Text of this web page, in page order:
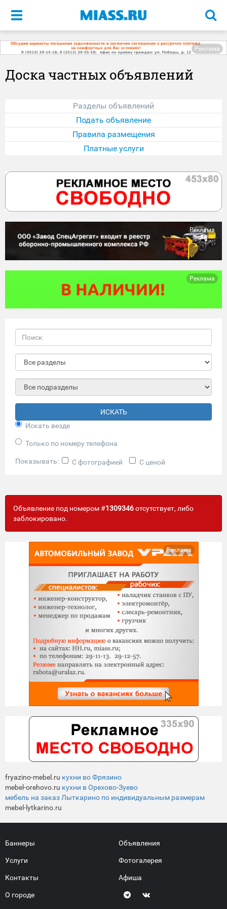
Меню
Реклама
Доска частных объявлений
Разделы объявлений
Подать объявление
Правила размещения
Платные услуги
Реклама
Реклама
ИСКАТЬ
Искать везде
Только по номеру телефона
Показывать: С фотографией С ценой
Объявление под номером #1309346отсутствует, либо
заблокировано.
Реклама
fryazino-mebel.ru кухни во Фрязино
mebel-orehovo.ru кухни в Орехово-Зуево
мебель на заказ Лыткарино по индивидуальным размерам
mebel-lytkarino.ru
Баннеры
Услуги
Контакты
О городе
Объявления
Фотогалерея
Афиша